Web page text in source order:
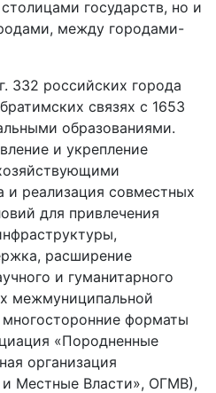
государств, но и
между городами-
332 российских города
связях с 1653
образованиями.
и укрепление
и реализация совместных
для привлечения
расширение
и гуманитарного
межмуниципальной
форматы
«Породненные
организация
Местные Власти», ОГМВ),